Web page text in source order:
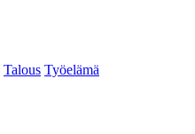
Talous Työelämä